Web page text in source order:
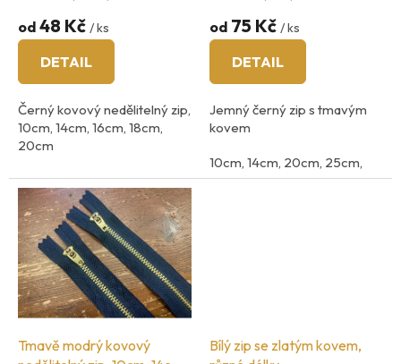
ů
od 48 Kč / ks
DETAIL
Černý kovový nedělitelný zip,
10cm, 14cm, 16cm, 18cm,
20cm
šíři zoubků 3mm
od 75 Kč / ks
DETAIL
Jemný černý zip s tmavým
kovem
10cm, 14cm, 20cm, 25cm,
30cm, 40cm, 50cm, 60cm,
Tmavě modrý kovový
Bílý zip se zlatým kovem,